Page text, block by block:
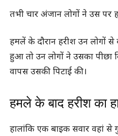
तभी चार अंजान लोगों ने उस पर
हमलें के दौरान हरीश उन लोगों
हुआ तो उन लोगों ने उसका
वापस उसकी पिटाई की।
हमले के बाद हरीश का
हालांकि एक बाइक सवार वहां